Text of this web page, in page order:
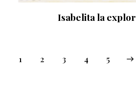
Isabelita la
1 2 3 4 5
→